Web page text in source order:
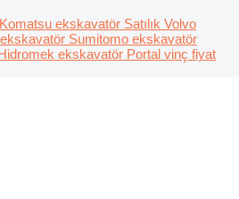
Komatsu ekskavatör Satılık Volvo
Sumitomo ekskavatör
ekskavatör Portal vinç fiyat